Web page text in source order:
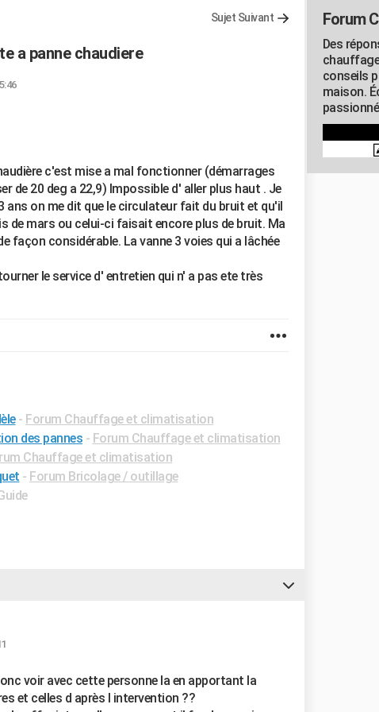
Sujet Suivant
a panne chaudiere
c'est mise a mal fonctionner (démarrages
de 20 deg a 22,9) Impossible d' aller plus haut . Je
ans on me dit que le circulateur fait du bruit et qu'il
de mars ou celui-ci faisait encore plus de bruit. Ma
façon considérable. La vanne 3 voies qui a lâchée
le service d' entretien qui n' a pas ete très
- Forum Chauffage et climatisation
des pannes - Forum Chauffage et climatisation
Chauffage et climatisation
- Forum Bricolage / outillage
voir avec cette personne la en apportant la
et celles d après l intervention ??
Forum
Des
conseils
maison.